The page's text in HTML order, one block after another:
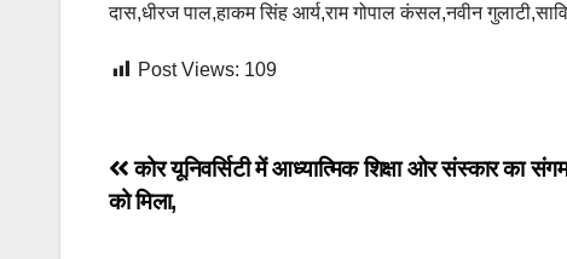
दास,धीरज पाल,हाकम सिंह आर्य,राम गोपाल कंसल,नवीन
Post Views: 109
Post
navigation
कोर यूनिवर्सिटी में आध्यात्मिक शिक्षा ओर संस्कार का
को मिला,